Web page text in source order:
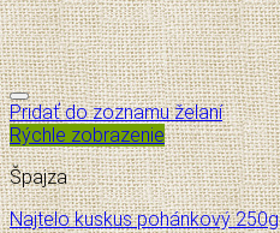
Pridať do zoznamu želaní
Rýchle zobrazenie
Špajza
Najtelo kuskus pohánkový 250g